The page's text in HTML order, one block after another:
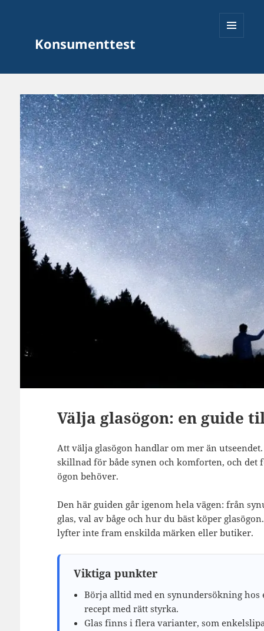
Konsumenttest
OCH
WIDGETS
Välja glasögon: en guide
Att välja glasögon handlar om mer än
skillnad för både synen och komforten, och det
ögon behöver.
Den här guiden går igenom hela vägen: från
glas, val av båge och hur du bäst köper
lyfter inte fram enskilda märken eller butiker.
Viktiga punkter
Börja alltid med en synundersökning
recept med rätt styrka.
Glas finns i flera varianter, som